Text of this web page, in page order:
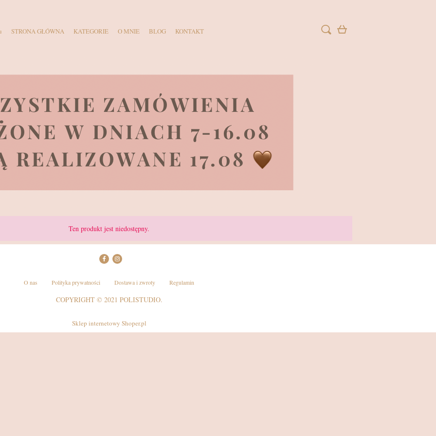
STRONA GŁÓWNA KATEGORIE O MNIE BLOG KONTAKT
Ten produkt jest niedostępny.
O nas Polityka prywatności Dostawa i zwroty Regulamin
COPYRIGHT © 2021 POLISTUDIO.
Sklep internetowy Shoper.pl